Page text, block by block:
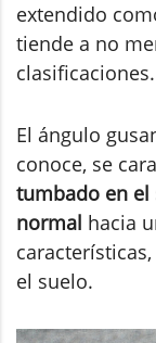
extendido
tiende a no
El ángulo
conoce, se
tumbado en el
normal hacia
el suelo.